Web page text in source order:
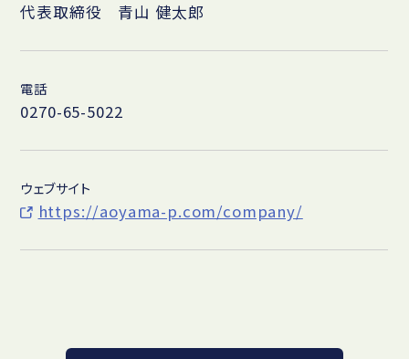
代表取締役 青山 健太郎
電話
0270-65-5022
ウェブサイト
https://aoyama-p.com/company/